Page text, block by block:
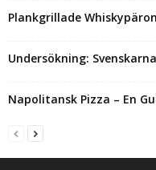
Plankgrillade Whiskypäron
Undersökning:
Napolitansk Pizza – En